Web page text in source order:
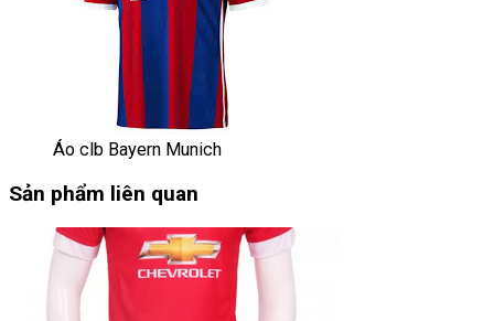
Áo clb Bayern Munich
Sản phẩm liên quan